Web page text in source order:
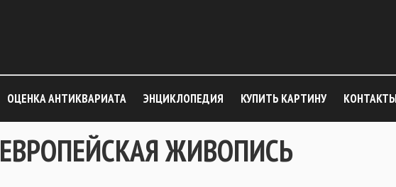
ОЦЕНКА АНТИКВАРИАТА ЭНЦИКЛОПЕДИЯ КУПИТЬ КАРТИНУ КОНТАКТЫ
ЕВРОПЕЙСКАЯ ЖИВОПИСЬ